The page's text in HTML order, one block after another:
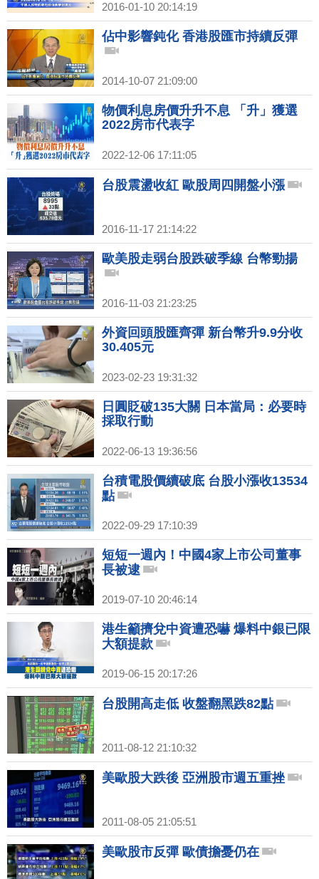
2016-01-10 20:14:19
佔中影響鈍化 香港股匯市持續反彈
2014-10-07 21:09:00
物價利息房價升升不息 「升」獲選
2022房市代表字
2022-12-06 17:11:05
台股震盪收紅 歐股周四開盤小漲
2016-11-17 21:14:22
歐美股走弱台股跌破季線 台幣勁揚
2016-11-03 21:23:25
外資回頭股匯齊彈 新台幣升9.9分收
30.405元
2023-02-23 19:31:32
日圓貶破135大關 日本當局：必要時
採取行動
2022-06-13 19:36:56
台積電股價續破底 台股小漲收13534
點
2022-09-29 17:10:39
短短一週內！中國4家上市公司董事
長被逮
2019-07-10 20:46:14
港生籲擠兌中資遭恐嚇 爆料中銀已限
大額提款
2019-06-15 20:17:26
台股開高走低 收盤翻黑跌82點
2011-08-12 21:10:32
美歐股大跌後 亞洲股市週五重挫
2011-08-05 21:05:51
美歐股市反彈 歐債擔憂仍在